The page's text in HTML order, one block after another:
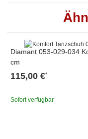
Diamant 053-029-034
cm
115,00 €*
Sofort verfügbar